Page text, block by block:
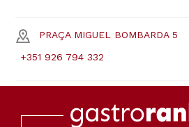
PRAÇA MIGUEL BOMBARDA 5
+351 926 794 332